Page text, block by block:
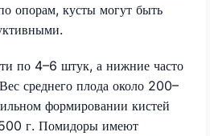
опорам, кусты могут быть
по 4–6 штук, а нижние часто
среднего плода около 200–
формировании кистей
500 г. Помидоры имеют